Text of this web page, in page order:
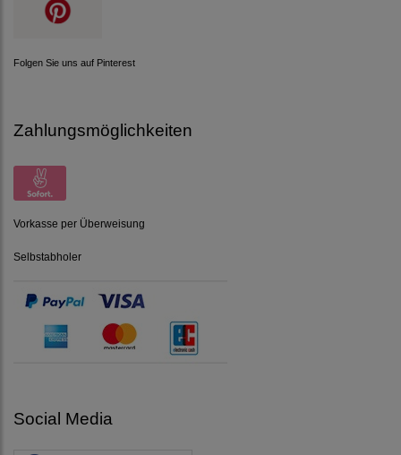
Folgen Sie uns auf Pinterest
Zahlungsmöglichkeiten
Vorkasse per Überweisung
Selbstabholer
Social Media